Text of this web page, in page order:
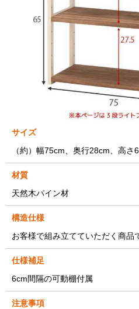
サイズ
（約）幅75cm、奥行28cm、高
材質
天然木パイン材
構造仕様
お客様で組み立てていただく商品
仕様補足
6cm間隔の可動棚付属
注意事項